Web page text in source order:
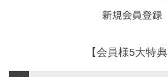
【会員様5大特典